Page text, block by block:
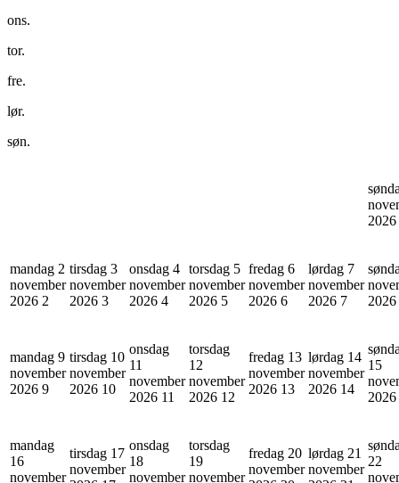
ons.
tor.
fre.
lør.
søn.
2026
mandag 2
november
2026 2
tirsdag 3
november
2026 3
onsdag 4
november
2026 4
torsdag 5
november
2026 5
fredag 6
november
2026 6
lørdag 7
november
2026 7
2026
mandag 9
november
2026 9
tirsdag 10
november
2026 10
onsdag
11
november
2026 11
torsdag
12
november
2026 12
fredag 13
november
2026 13
lørdag 14
november
2026 14
15
2026
mandag
16
november
tirsdag 17
november
onsdag
18
november
torsdag
19
november
fredag 20
november
lørdag 21
november
22